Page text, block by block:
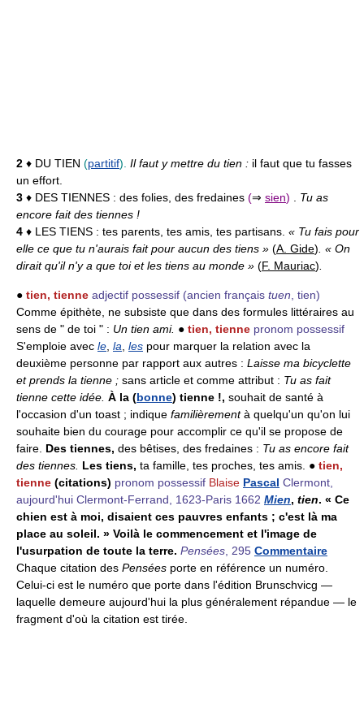
2 ♦ DU TIEN (partitif). Il faut y mettre du tien : il faut que tu fasses
un effort.
3 ♦ DES TIENNES : des folies, des fredaines (⇒ sien) . Tu as
encore fait des tiennes !
4 ♦ LES TIENS : tes parents, tes amis, tes partisans. « Tu fais pour
elle ce que tu n'aurais fait pour aucun des tiens » (A. Gide). « On
dirait qu'il n'y a que toi et les tiens au monde » (F. Mauriac).
● tien, tienne adjectif possessif (ancien français tuen, tien)
Comme épithète, ne subsiste que dans des formules littéraires au
sens de " de toi " : Un tien ami. ● tien, tienne pronom possessif
S'emploie avec le, la, les pour marquer la relation avec la
deuxième personne par rapport aux autres : Laisse ma bicyclette
et prends la tienne ; sans article et comme attribut : Tu as fait
tienne cette idée. À la (bonne) tienne !, souhait de santé à
l'occasion d'un toast ; indique familièrementà quelqu'un qu'on lui
souhaite bien du courage pour accomplir ce qu'il se propose de
faire. Des tiennes, des bêtises, des fredaines : Tu as encore fait
des tiennes. Les tiens, ta famille, tes proches, tes amis. ● tien,
tienne (citations) pronom possessif Blaise Pascal Clermont,
aujourd'hui Clermont-Ferrand, 1623-Paris 1662 Mien, tien. « Ce
chien est à moi, disaient ces pauvres enfants ; c'est là ma
place au soleil. » Voilà le commencement et l'image de
l'usurpation de toute la terre. Pensées, 295 Commentaire
Chaque citation des Pensées porte en référence un numéro.
Celui-ci est le numéro que porte dans l'édition Brunschvicg —
laquelle demeure aujourd'hui la plus généralement répandue — le
fragment d'où la citation est tirée.